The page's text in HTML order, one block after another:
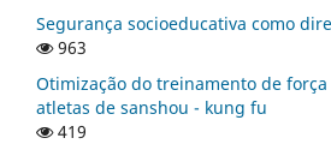
Segurança socioeducativa como
963
Otimização do treinamento de
atletas de sanshou - kung fu
419